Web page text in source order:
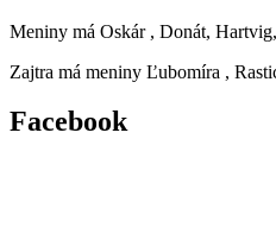
Meniny má Oskár , Donát,
Zajtra má meniny Ľubomíra ,
Facebook